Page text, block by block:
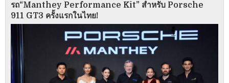
รถ“Manthey Performance Kit” สำหรับ Porsche
911 GT3 ครั้งแรกในไทย!